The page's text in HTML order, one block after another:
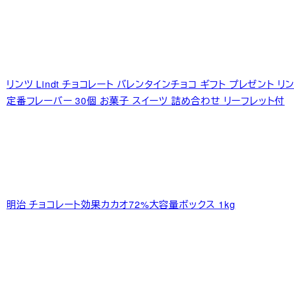
リンツ Lindt チョコレート バレンタインチョコ ギフト プレゼント リ
定番フレーバー 30個 お菓子 スイーツ 詰め合わせ リーフレット付
明治 チョコレート効果カカオ72%大容量ボックス 1kg